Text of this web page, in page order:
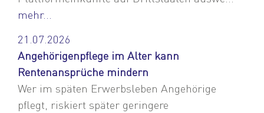
mehr...
21.07.2026
Angehörigenpflege im Alter kann
Rentenansprüche mindern
Wer im späten Erwerbsleben Angehörige
pflegt, riskiert später geringere